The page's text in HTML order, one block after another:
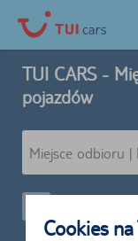
Cookies
TUI CARS -
pojazdów